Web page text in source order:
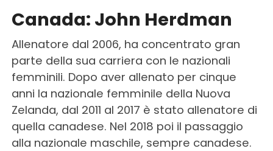
Canada: John Herdman
Allenatore dal 2006, ha concentrato gran
parte della sua carriera con le nazionali
femminili. Dopo aver allenato per cinque
anni la nazionale femminile della Nuova
Zelanda, dal 2011 al 2017 è stato allenatore di
quella canadese. Nel 2018 poi il passaggio
alla nazionale maschile, sempre canadese.